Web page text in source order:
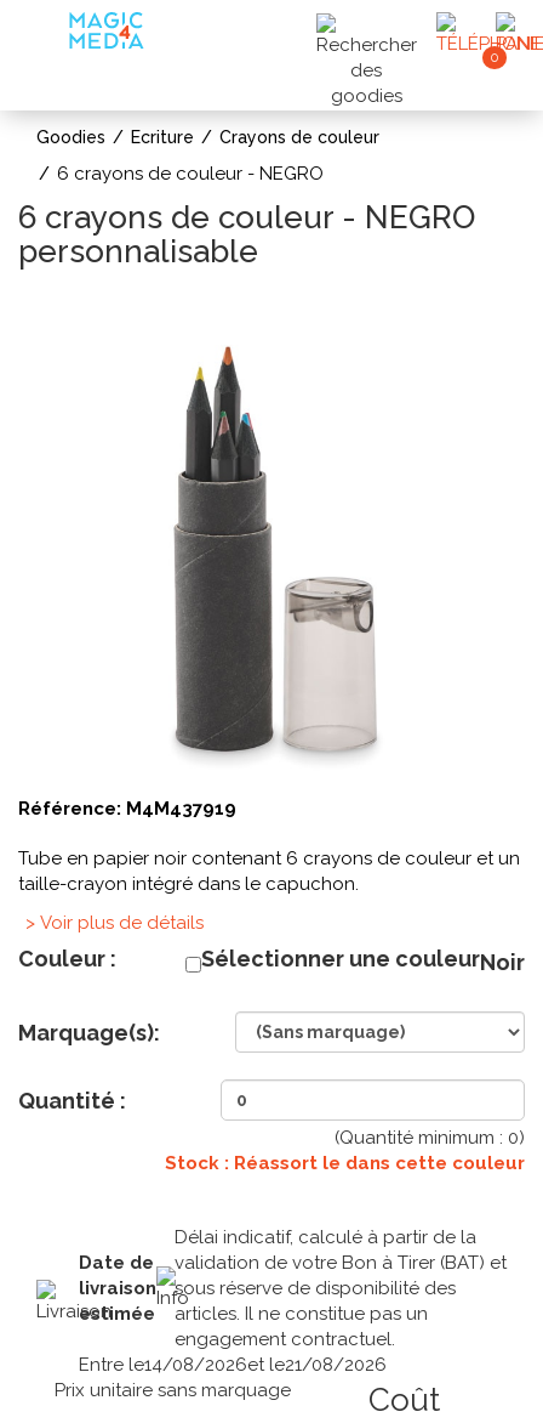
0
Goodies Ecriture Crayons de couleur
6 crayons de couleur - NEGRO
6 crayons de couleur - NEGRO
personnalisable
Référence: M4M437919
Tube en papier noir contenant 6 crayons de couleur et un
taille-crayon intégré dans le capuchon.
> Voir plus de détails
Couleur : Sélectionner une couleurNoir
Marquage(s):
Quantité :
(Quantité minimum : 0)
Stock : Réassort le dans cette couleur
Date de
livraison
estimée
Délai indicatif, calculé à partir de la
validation de votre Bon à Tirer (BAT) et
sous réserve de disponibilité des
articles. Il ne constitue pas un
engagement contractuel.
Entre le14/08/2026et le21/08/2026
Prix unitaire sans marquage
Coût